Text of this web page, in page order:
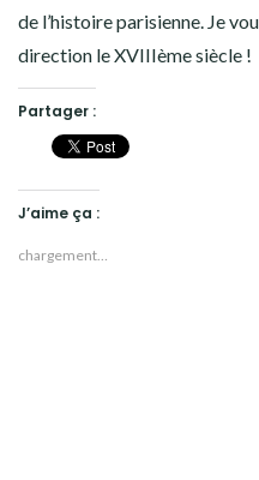
de l’histoire parisienne. Je
direction le XVIIIème siècle !
Partager :
J’aime ça :
chargement…